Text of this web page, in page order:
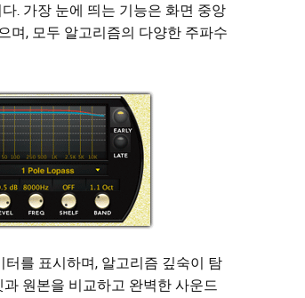
. 가장 눈에 띄는 기능은 화면 중앙
며, 모두 알고리즘의 다양한 주파수
를 표시하며, 알고리즘 깊숙이 탐
원본을 비교하고 완벽한 사운드